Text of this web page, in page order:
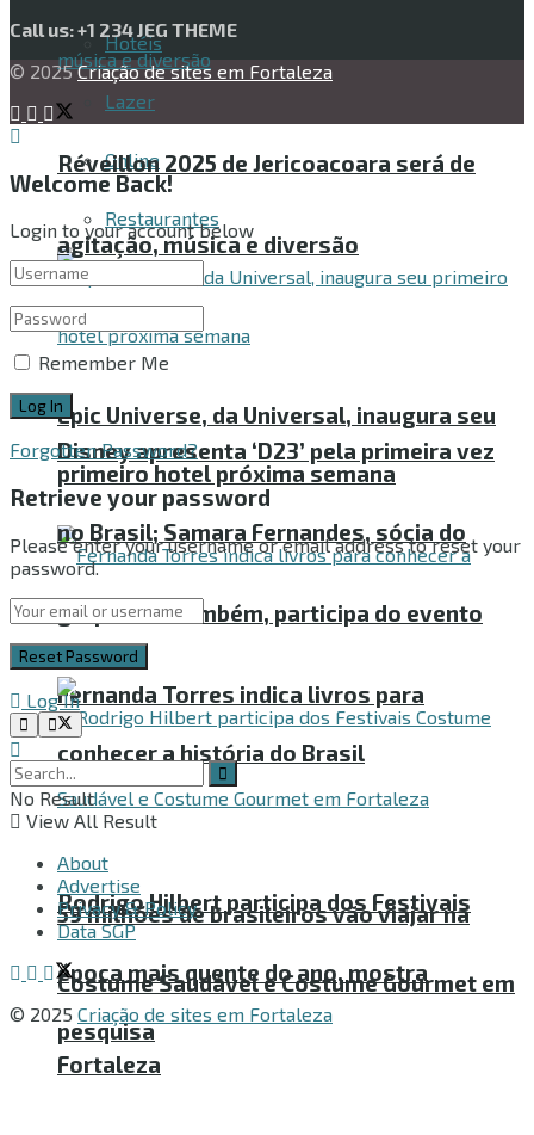
Hotéis
Lazer
Online
Restaurantes
Epic Universe, da Universal, inaugura seu
primeiro hotel próxima semana
Fernanda Torres indica livros para
conhecer a história do Brasil
59 milhões de brasileiros vão viajar na
época mais quente do ano, mostra
pesquisa
Réveillon 2025 de Jericoacoara será de
agitação, música e diversão
Disney apresenta ‘D23’ pela primeira vez
no Brasil; Samara Fernandes, sócia do
grupo VemTambém, participa do evento
Rodrigo Hilbert participa dos Festivais
Costume Saudável e Costume Gourmet em
Fortaleza
Call us: +1 234 JEG THEME
© 2025Criação de sites em Fortaleza
Welcome Back!
Login to your account below
Remember Me
Forgotten Password?
Retrieve your password
Please enter your username or email address to reset your
password.
Log In
No Result
View All Result
About
Advertise
Privacy & Policy
Data SGP
© 2025 Criação de sites em Fortaleza